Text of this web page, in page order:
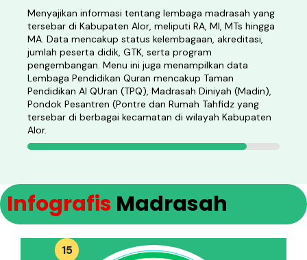
Menyajikan informasi tentang lembaga madrasah yang
tersebar di Kabupaten Alor, meliputi RA, MI, MTs hingga
MA. Data mencakup status kelembagaan, akreditasi,
jumlah peserta didik, GTK, serta program
pengembangan. Menu ini juga menampilkan data
Lembaga Pendidikan Quran mencakup Taman
Pendidikan Al QUran (TPQ), Madrasah Diniyah (Madin),
Pondok Pesantren (Pontre dan Rumah Tahfidz yang
tersebar di berbagai kecamatan di wilayah Kabupaten
Alor.
Infografis Madrasah
15